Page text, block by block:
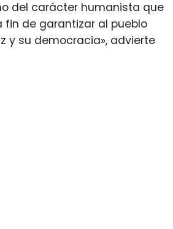
del carácter humanista que
fin de garantizar al pueblo
y su democracia», advierte